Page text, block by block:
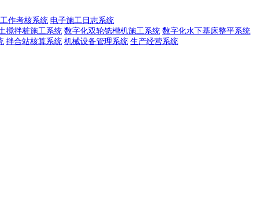
工作考核系统 电子施工日志系统
搅拌桩施工系统 数字化双轮铣槽机施工系统 数字化水下基床整平系统
拌合站核算系统 机械设备管理系统 生产经营系统